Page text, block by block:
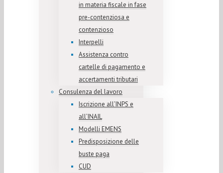
in materia fiscale in fase
pre-contenziosa e
contenzioso
Interpelli
Assistenza contro
cartelle di pagamento e
accertamenti tributari
Consulenza del lavoro
Iscrizione all’INPS e
all’INAIL
Modelli EMENS
Predisposizione delle
buste paga
CUD